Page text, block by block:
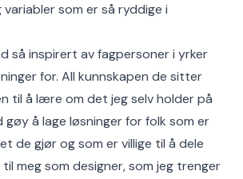
som er så ryddige i
så inspirert av fagpersoner i yrker
for. All kunnskapen de sitter
til å lære om det jeg selv holder på
gøy å lage løsninger for folk som er
de gjør og som er villige til å dele
meg som designer, som jeg trenger